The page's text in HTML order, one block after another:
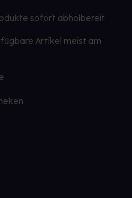
sofort abholbereit
Artikel meist am